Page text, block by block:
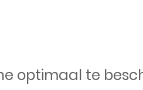
optimaal te